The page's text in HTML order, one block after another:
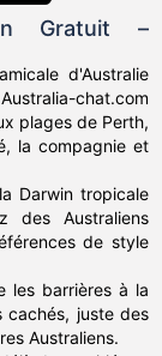
Gratuit –
d'Australie
chat.com
plages de Perth,
la compagnie et
Darwin tropicale
des Australiens
de style
les barrières à la
cachés, juste des
Australiens.